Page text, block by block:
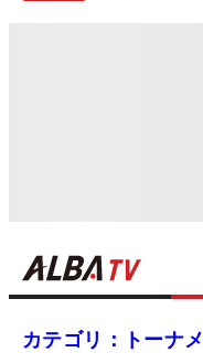
カテゴリ：トーナ